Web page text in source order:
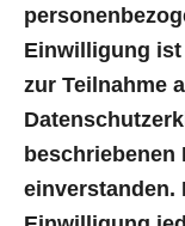
Einwilligung
zur Teilnahme
beschriebenen
einverstanden.